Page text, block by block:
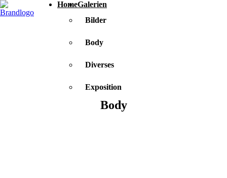
HomeGalerien
Bilder
Body
Diverses
Exposition
Body